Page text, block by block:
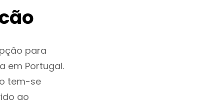
para
em Portugal.
tem-se
ao